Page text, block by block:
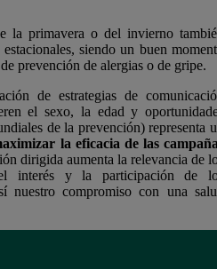
la primavera o del invierno
estacionales, siendo un buen
prevención de alergias o de gripe.
de estrategias de
el sexo, la edad y
de la prevención) representa
la eficacia de las
dirigida aumenta la relevancia de
el interés y la participación de
nuestro compromiso con una